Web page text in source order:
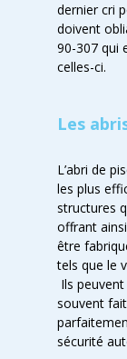
dernier cri
doivent
90-307 qui
celles-ci.
Les
L’abri de
les plus
structures
offrant
être
tels que le
Ils
souvent
sécurité